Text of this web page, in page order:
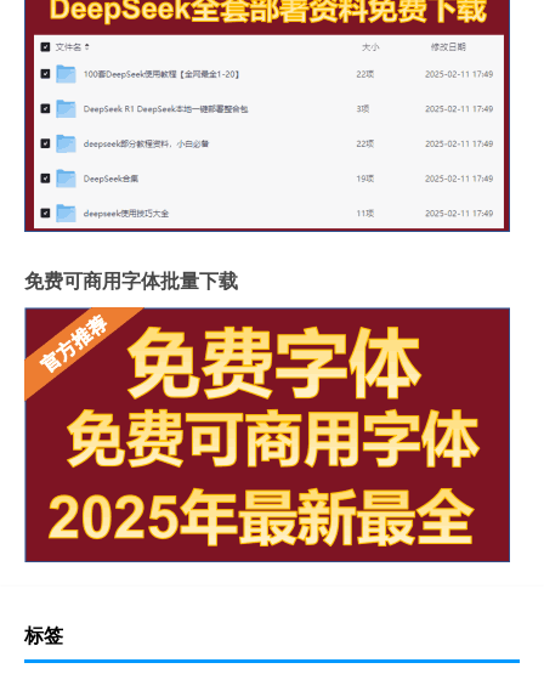
免费可商用字体批量下载
标签